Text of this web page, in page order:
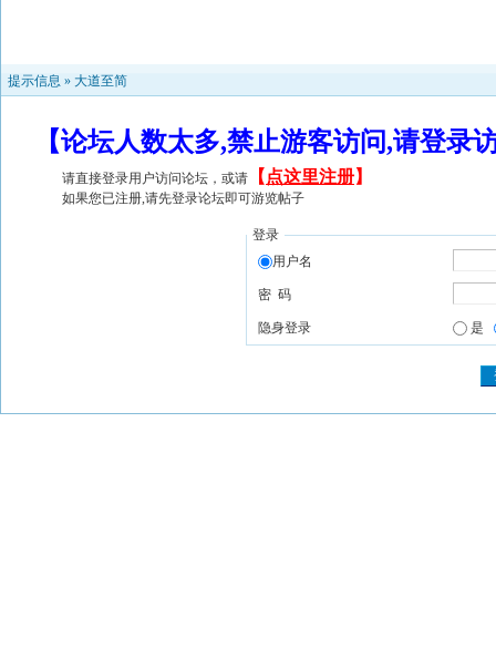
提示信息 » 大道至简
【论坛人数太多,禁止游客访问,请登
请直接登录用户访问论坛，或请 【 点这里注册】
如果您已注册,请先登录论坛即可游览帖子
登录
用户名
密 码
隐身登录 是